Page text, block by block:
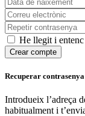
He llegit i
Crear compte
Recuperar contrasenya
Introdueix l’adreça
habitualment i